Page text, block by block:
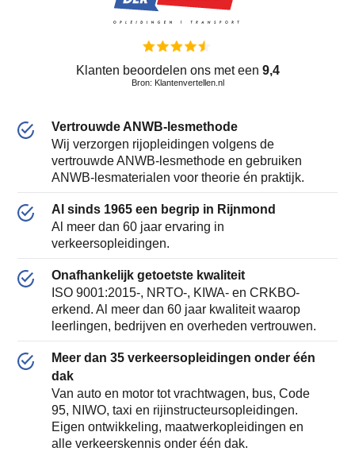
Klanten beoordelen ons met een 9,4
Bron: Klantenvertellen.nl
Vertrouwde ANWB-lesmethode
Wij verzorgen rijopleidingen volgens de
vertrouwde ANWB-lesmethode en gebruiken
ANWB-lesmaterialen voor theorie én praktijk.
Al sinds 1965 een begrip in Rijnmond
Al meer dan 60 jaar ervaring in
verkeersopleidingen.
Onafhankelijk getoetste kwaliteit
ISO 9001:2015-, NRTO-, KIWA- en CRKBO-
erkend. Al meer dan 60 jaar kwaliteit waarop
leerlingen, bedrijven en overheden vertrouwen.
Meer dan 35 verkeersopleidingen onder één
dak
Van auto en motor tot vrachtwagen, bus, Code
95, NIWO, taxi en rijinstructeursopleidingen.
Eigen ontwikkeling, maatwerkopleidingen en
alle verkeerskennis onder één dak.